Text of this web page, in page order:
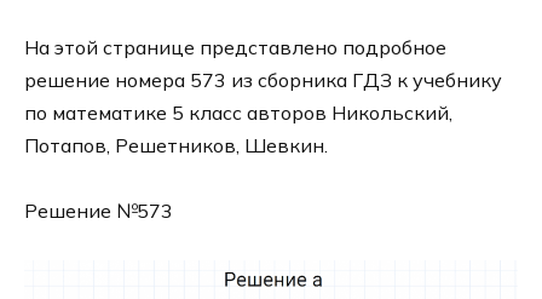
На этой странице представлено подробное
решение номера 573 из сборника ГДЗ к учебнику
по математике 5 класс авторов Никольский,
Потапов, Решетников, Шевкин.
Решение №573